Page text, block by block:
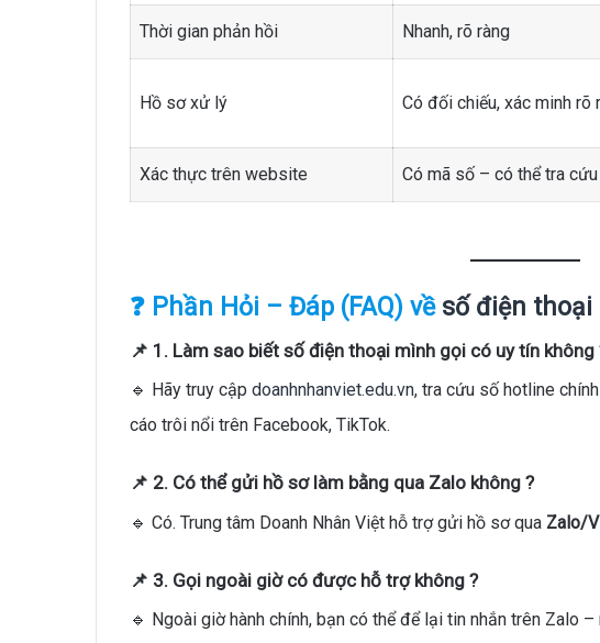
Thời gian phản hồi Nhanh, rõ ràng
Hồ sơ xử lý Có đối chiếu, xác minh rõ
Xác thực trên website Có mã số – có thể tra cứu
❓ Phần Hỏi – Đáp (FAQ) về số điện thoại
📌 1. Làm sao biết số điện thoại mình gọi có uy tín không
🔹 Hãy truy cập doanhnhanviet.edu.vn, tra cứu số hotline
cáo trôi nổi trên Facebook, TikTok.
📌 2. Có thể gửi hồ sơ làm bằng qua Zalo không ?
🔹 Có. Trung tâm Doanh Nhân Việt hỗ trợ gửi hồ sơ qua Zalo/
📌 3. Gọi ngoài giờ có được hỗ trợ không ?
🔹 Ngoài giờ hành chính, bạn có thể để lại tin nhắn trên Zalo